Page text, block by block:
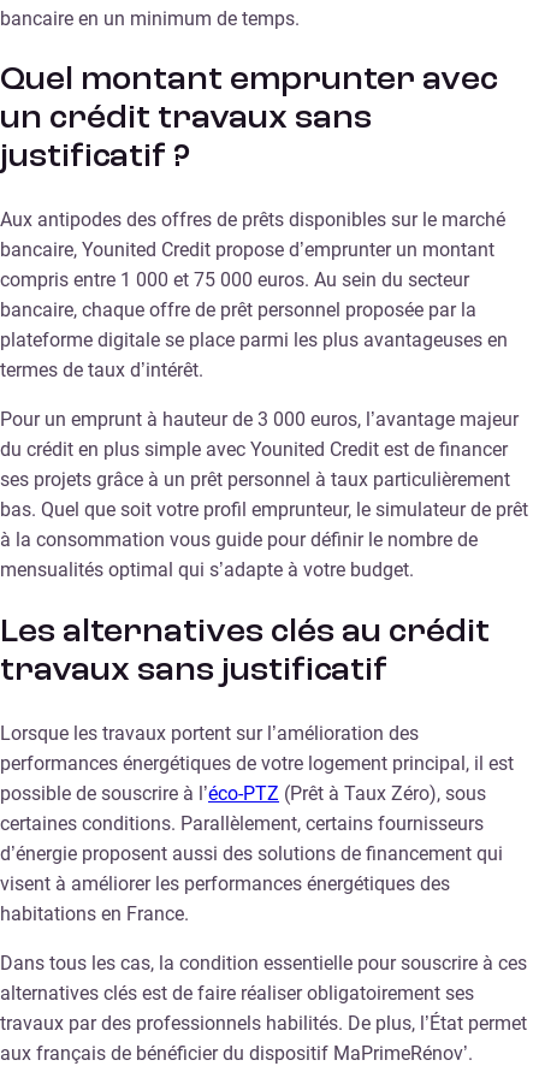
bancaire en un minimum de temps.
Quel montant emprunter avec
un crédit travaux sans
justificatif ?
Aux antipodes des offres de prêts disponibles sur le marché
bancaire, Younited Credit propose d’emprunter un montant
compris entre 1 000 et 75 000 euros. Au sein du secteur
bancaire, chaque offre de prêt personnel proposée par la
plateforme digitale se place parmi les plus avantageuses en
termes de taux d’intérêt.
Pour un emprunt à hauteur de 3 000 euros, l’avantage majeur
du crédit en plus simple avec Younited Credit est de financer
ses projets grâce à un prêt personnel à taux particulièrement
bas. Quel que soit votre profil emprunteur, le simulateur de prêt
à la consommation vous guide pour définir le nombre de
mensualités optimal qui s’adapte à votre budget.
Les alternatives clés au crédit
travaux sans justificatif
Lorsque les travaux portent sur l’amélioration des
performances énergétiques de votre logement principal, il est
possible de souscrire à l’éco-PTZ (Prêt à Taux Zéro), sous
certaines conditions. Parallèlement, certains fournisseurs
d’énergie proposent aussi des solutions de financement qui
visent à améliorer les performances énergétiques des
habitations en France.
Dans tous les cas, la condition essentielle pour souscrire à ces
alternatives clés est de faire réaliser obligatoirement ses
travaux par des professionnels habilités. De plus, l’État permet
aux français de bénéficier du dispositif MaPrimeRénov’.